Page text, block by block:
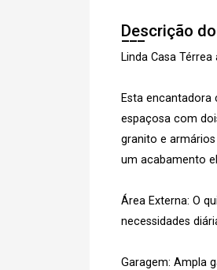
Descrição
Linda Casa
Esta encantadora
espaçosa com
granito e
um acabamento
Área Externa: O
necessidades
Garagem: Ampla